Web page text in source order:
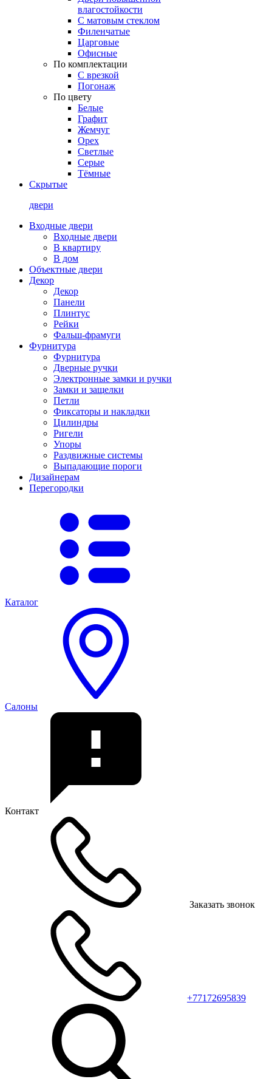
влагостойкости
С матовым стеклом
Филенчатые
Царговые
Офисные
По комплектации
С врезкой
Погонаж
По цвету
Белые
Графит
Жемчуг
Орех
Светлые
Серые
Тёмные
Скрытые
двери
Входные двери
Входные двери
В квартиру
В дом
Объектные двери
Декор
Декор
Панели
Плинтус
Рейки
Фальш-фрамуги
Фурнитура
Фурнитура
Дверные ручки
Электронные замки и ручки
Замки и защелки
Петли
Фиксаторы и накладки
Цилиндры
Ригели
Упоры
Раздвижные системы
Выпадающие пороги
Дизайнерам
Перегородки
Каталог
Салоны
Контакт
Заказать звонок
+77172695839